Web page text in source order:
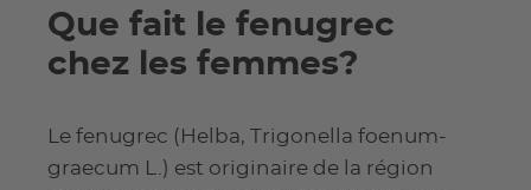
Que fait le fenugrec
chez les femmes?
Le fenugrec (Helba, Trigonella foenum-
graecum L.) est originaire de la région